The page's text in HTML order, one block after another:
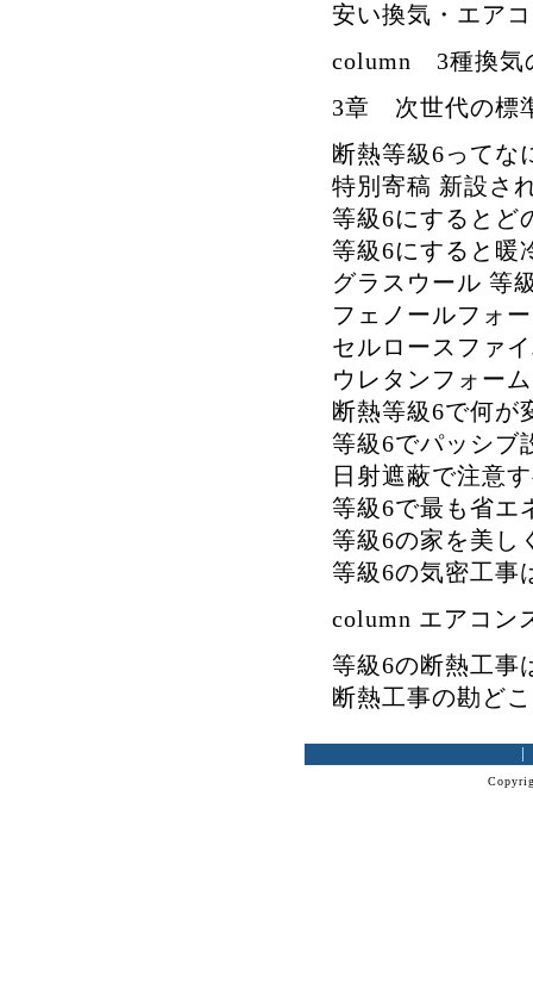
安い換気・エア
column 3種換気
3章 次世代の標
断熱等級6ってな
特別寄稿 新設さ
等級6にするとど
等級6にすると暖
グラスウール 等
フェノールフォ
セルロースファ
ウレタンフォー
断熱等級6で何が
等級6でパッシブ
日射遮蔽で注意
等級6で最も省エ
等級6の家を美し
等級6の気密工事
column エアコン
等級6の断熱工事
断熱工事の勘ど